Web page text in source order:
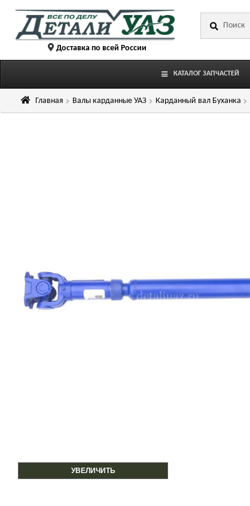
Перейти
Перейти
содержимому Доставка по всей России
КАТАЛОГ ЗАПЧАСТЕЙ
Главная Валы карданные УАЗ Карданный вал Буханка
УВЕЛИЧИТЬ